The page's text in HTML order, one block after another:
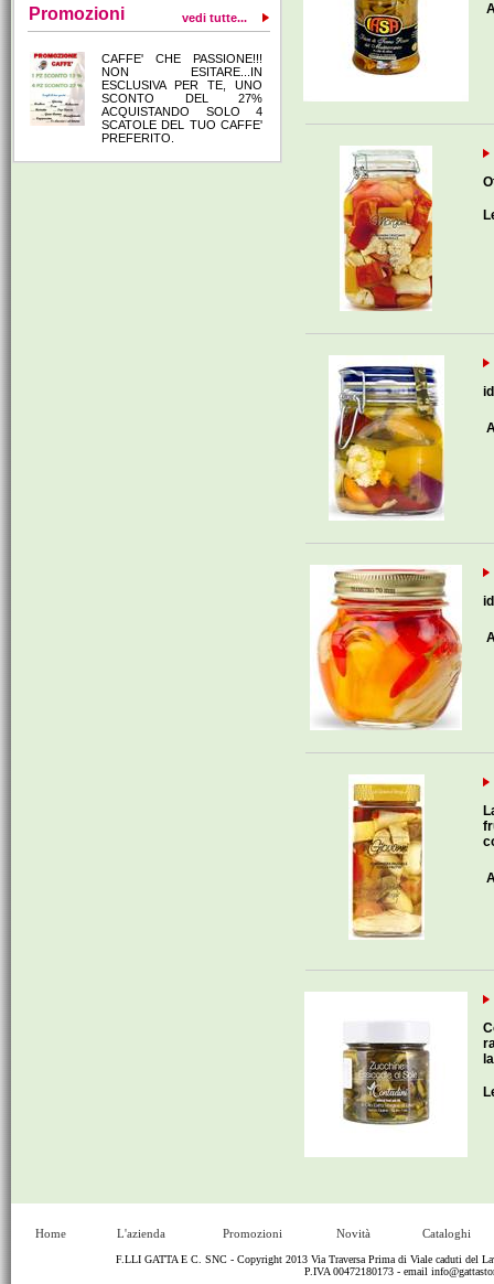
Promozioni vedi tutte...
CAFFE' CHE PASSIONE!!!
NON ESITARE...IN
ESCLUSIVA PER TE, UNO
SCONTO DEL 27%
ACQUISTANDO SOLO 4
SCATOLE DEL TUO CAFFE'
PREFERITO.
Home L'azienda Promozioni Novità Cataloghi
F.LLI GATTA E C. SNC - Copyright 2013 Via Traversa Prima di Viale caduti del
P.IVA 00472180173 - email